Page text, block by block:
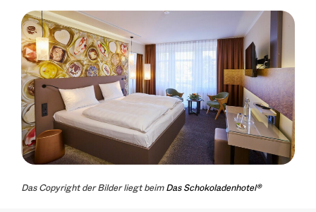
Das Copyright der Bilder liegt beimDas Schokoladenhotel®